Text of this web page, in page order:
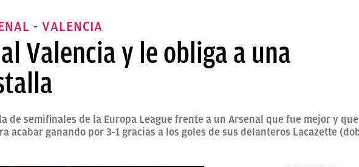
- VALENCIA
Valencia y le obliga a una
de semifinales de la Europa League frente a un Arsenal que fue mejor y
acabar ganando por 3-1 gracias a los goles de sus delanteros Lacazette